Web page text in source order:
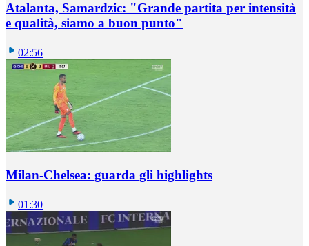
Atalanta, Samardzic: "Grande partita per intensità
e qualità, siamo a buon punto"
02:56
Milan-Chelsea: guarda gli highlights
01:30